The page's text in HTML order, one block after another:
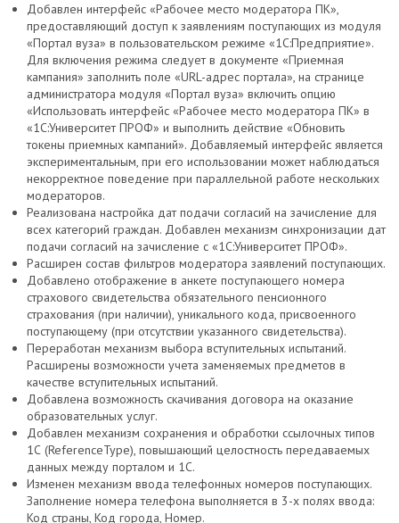
Добавлен интерфейс «Рабочее место модератора ПК»,
предоставляющий доступ к заявлениям поступающих из модуля
«Портал вуза» в пользовательском режиме «1С:Предприятие».
Для включения режима следует в документе «Приемная
кампания» заполнить поле «URL-адрес портала», на странице
администратора модуля «Портал вуза» включить опцию
«Использовать интерфейс «Рабочее место модератора ПК» в
«1С:Университет ПРОФ» и выполнить действие «Обновить
токены приемных кампаний». Добавляемый интерфейс является
экспериментальным, при его использовании может наблюдаться
некорректное поведение при параллельной работе нескольких
модераторов.
Реализована настройка дат подачи согласий на зачисление для
всех категорий граждан. Добавлен механизм синхронизации дат
подачи согласий на зачисление с «1С:Университет ПРОФ».
Расширен состав фильтров модератора заявлений поступающих.
Добавлено отображение в анкете поступающего номера
страхового свидетельства обязательного пенсионного
страхования (при наличии), уникального кода, присвоенного
поступающему (при отсутствии указанного свидетельства).
Переработан механизм выбора вступительных испытаний.
Расширены возможности учета заменяемых предметов в
качестве вступительных испытаний.
Добавлена возможность скачивания договора на оказание
образовательных услуг.
Добавлен механизм сохранения и обработки ссылочных типов
1С (ReferenceType), повышающий целостность передаваемых
данных между порталом и 1С.
Изменен механизм ввода телефонных номеров поступающих.
Заполнение номера телефона выполняется в 3-х полях ввода:
Код страны, Код города, Номер.